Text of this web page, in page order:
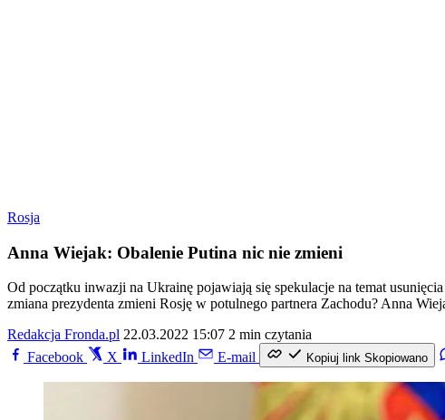
Rosja
Anna Wiejak: Obalenie Putina nic nie zmieni
Od początku inwazji na Ukrainę pojawiają się spekulacje na temat
zmiana prezydenta zmieni Rosję w potulnego partnera Zachodu? Anna
Redakcja Fronda.pl 22.03.2022 15:07 2 min czytania
Facebook
X LinkedIn E-mail Kopiuj link Skopiowano